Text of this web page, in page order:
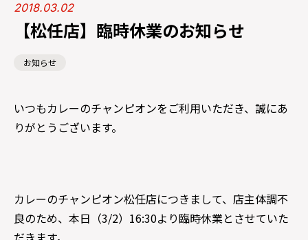
2018.03.02
【松任店】臨時休業のお知らせ
お知らせ
いつもカレーのチャンピオンをご利用いただき、誠にあ
りがとうございます。
カレーのチャンピオン松任店につきまして、店主体調不
良のため、本日（3/2）16:30より臨時休業とさせていた